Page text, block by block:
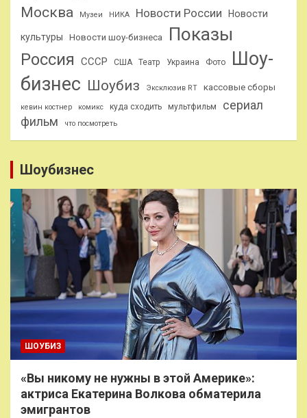
Москва Музеи НИКА Новости России Новости
культуры Новости шоу-бизнеса Показы
Россия СССР США Театр Украина Фото
Шоу-
бизнес Шоубиз Эксклюзив RT кассовые сборы
кевин костнер комикс куда сходить мультфильм
сериал
фильм
что посмотреть
Шоубизнес
ШОУБИЗ
«Вы никому не нужны в этой Америке»:
актриса Екатерина Волкова обматерила
эмигрантов